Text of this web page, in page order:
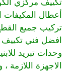
أعطال المكيفات
تركيب جميع
افضل فني تكييف
وحدات تبريد
الاجهزة اللازمة